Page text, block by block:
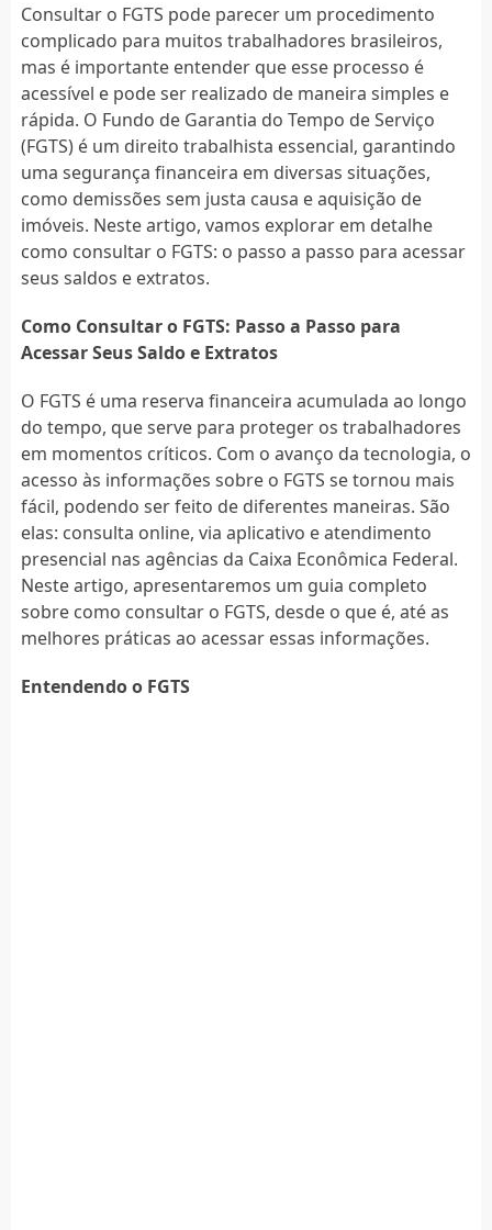
Consultar o FGTS pode parecer um procedimento
complicado para muitos trabalhadores brasileiros,
mas é importante entender que esse processo é
acessível e pode ser realizado de maneira simples e
rápida. O Fundo de Garantia do Tempo de Serviço
(FGTS) é um direito trabalhista essencial, garantindo
uma segurança financeira em diversas situações,
como demissões sem justa causa e aquisição de
imóveis. Neste artigo, vamos explorar em detalhe
como consultar o FGTS: o passo a passo para acessar
seus saldos e extratos.
Como Consultar o FGTS: Passo a Passo para
Acessar Seus Saldo e Extratos
O FGTS é uma reserva financeira acumulada ao longo
do tempo, que serve para proteger os trabalhadores
em momentos críticos. Com o avanço da tecnologia, o
acesso às informações sobre o FGTS se tornou mais
fácil, podendo ser feito de diferentes maneiras. São
elas: consulta online, via aplicativo e atendimento
presencial nas agências da Caixa Econômica Federal.
Neste artigo, apresentaremos um guia completo
sobre como consultar o FGTS, desde o que é, até as
melhores práticas ao acessar essas informações.
Entendendo o FGTS